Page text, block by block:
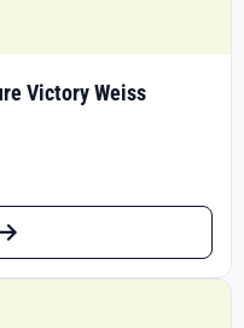
Victory Weiss